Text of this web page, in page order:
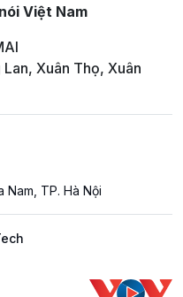
Việt Nam
Xuân Thọ, Xuân
TP. Hà Nội